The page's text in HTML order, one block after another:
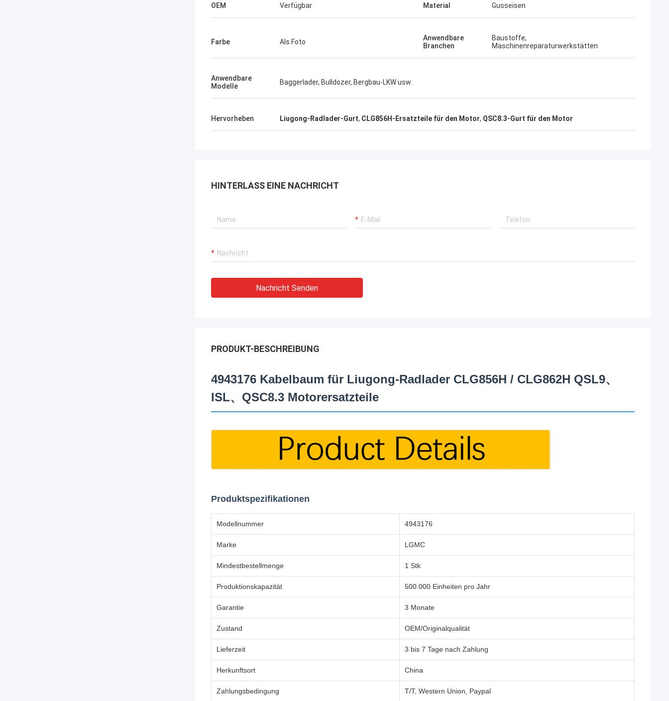
OEM Verfügbar Material Gusseisen
Farbe Als Foto
Anwendbare
Branchen
Baustoffe,
Maschinenreparaturwerkstätten
Anwendbare
Modelle
Baggerlader, Bulldozer, Bergbau-LKW usw.
Hervorheben Liugong-Radlader-Gurt, CLG856H-Ersatzteile für den Motor, QSC8.3-Gurt für den Motor
HINTERLASS EINE NACHRICHT
Nachricht Senden
PRODUKT-BESCHREIBUNG
4943176 Kabelbaum für Liugong-Radlader CLG856H / CLG862H QSL9、
ISL、QSC8.3 Motorersatzteile
Produktspezifikationen
Modellnummer 4943176
Marke LGMC
Mindestbestellmenge 1 Stk
Produktionskapazität 500.000 Einheiten pro Jahr
Garantie 3 Monate
Zustand OEM/Originalqualität
Lieferzeit 3 bis 7 Tage nach Zahlung
Herkunftsort China
Zahlungsbedingung T/T, Western Union, Paypal